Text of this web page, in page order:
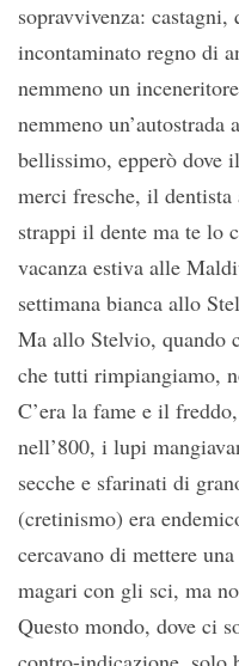
sopravvivenza:
incontaminato regno di
nemmeno un
nemmeno un’autostrada
bellissimo, epperò dove
merci fresche, il dentista
strappi il dente ma te lo
vacanza estiva alle
settimana bianca allo
Ma allo Stelvio, quando
che tutti rimpiangiamo,
C’era la fame e il
nell’800, i lupi
secche e sfarinati di
(cretinismo) era
cercavano di mettere
magari con gli sci, ma
Questo mondo, dove ci